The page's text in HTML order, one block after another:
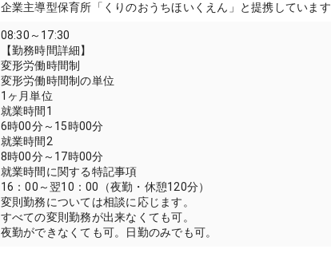
企業主導型保育所「くりのおうちほいくえん」と提携しています
08:30～17:30
【勤務時間詳細】
変形労働時間制
変形労働時間制の単位
1ヶ月単位
就業時間1
6時00分～15時00分
就業時間2
8時00分～17時00分
就業時間に関する特記事項
16：00～翌10：00（夜勤・休憩120分）
変則勤務については相談に応じます。
すべての変則勤務が出来なくても可。
夜勤ができなくても可。日勤のみでも可。